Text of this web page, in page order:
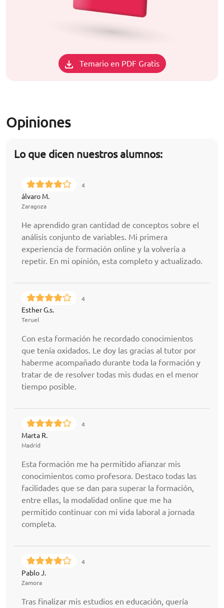
Temario en PDF Gratis
Opiniones
Lo que dicen nuestros alumnos:
4
álvaro M.
Zaragoza
He aprendido gran cantidad de conceptos sobre el
análisis conjunto de variables. Mi primera
experiencia de formación online y la volvería a
repetir. En mi opinión, esta completo y actualizado.
4
Esther G.s.
Teruel
Con esta formación he recordado conocimientos
que tenía oxidados. Le doy las gracias al tutor por
haberme acompañado durante toda la formación y
tratar de de resolver todas mis dudas en el menor
tiempo posible.
4
Marta R.
Madrid
Esta formación me ha permitido afianzar mis
conocimientos como profesora. Destaco todas las
facilidades que se dan para superar la formación,
entre ellas, la modalidad online que me ha
permitido continuar con mi vida laboral a jornada
completa.
4
Pablo J.
Zamora
Tras finalizar mis estudios en educación, quería